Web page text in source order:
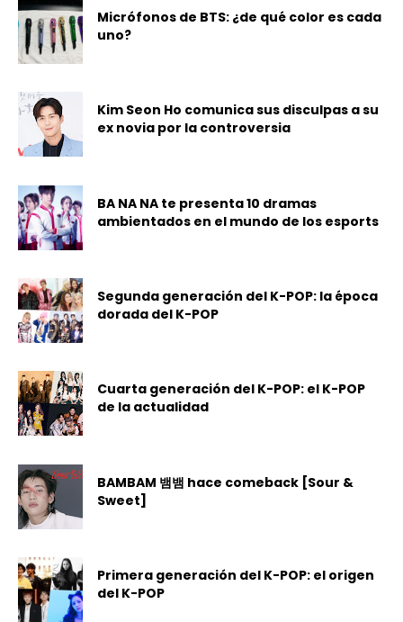
Micrófonos de BTS: ¿de qué color es cada
uno?
Kim Seon Ho comunica sus disculpas a su
ex novia por la controversia
BA NA NA te presenta 10 dramas
ambientados en el mundo de los esports
Segunda generación del K-POP: la época
dorada del K-POP
Cuarta generación del K-POP: el K-POP
de la actualidad
BAMBAM 뱀뱀 hace comeback [Sour &
Sweet]
Primera generación del K-POP: el origen
del K-POP